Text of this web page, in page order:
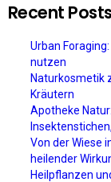
Recent Posts
Urban
nutzen
Naturkosmetik
Kräutern
Apotheke
Von der Wiese
heilender
Heilpflanzen